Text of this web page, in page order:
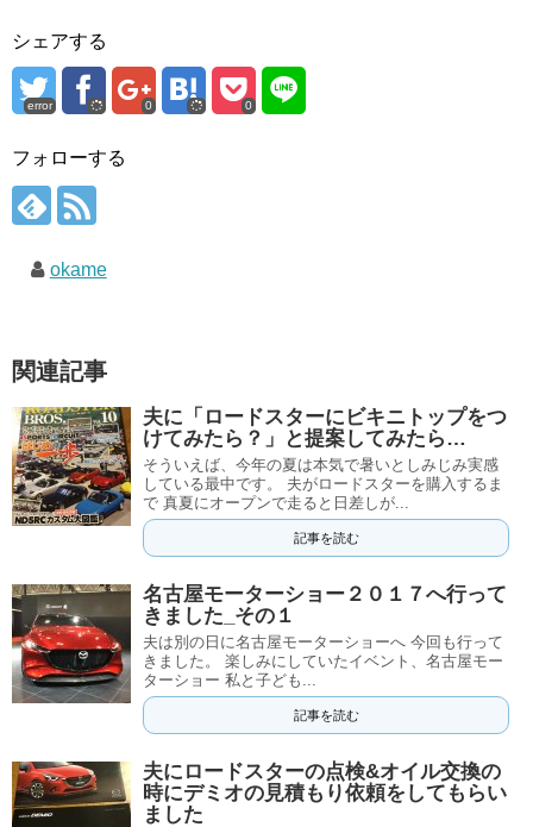
シェアする
error 0 0
フォローする
okame
関連記事
夫に「ロードスターにビキニトップをつ
けてみたら？」と提案してみたら…
そういえば、今年の夏は本気で暑いとしみじみ実感
している最中です。 夫がロードスターを購入するま
で 真夏にオープンで走ると日差しが...
記事を読む
名古屋モーターショー２０１７へ行って
きました_その１
夫は別の日に名古屋モーターショーへ 今回も行って
きました。 楽しみにしていたイベント、名古屋モー
ターショー 私と子ども...
記事を読む
夫にロードスターの点検&オイル交換の
時にデミオの見積もり依頼をしてもらい
ました